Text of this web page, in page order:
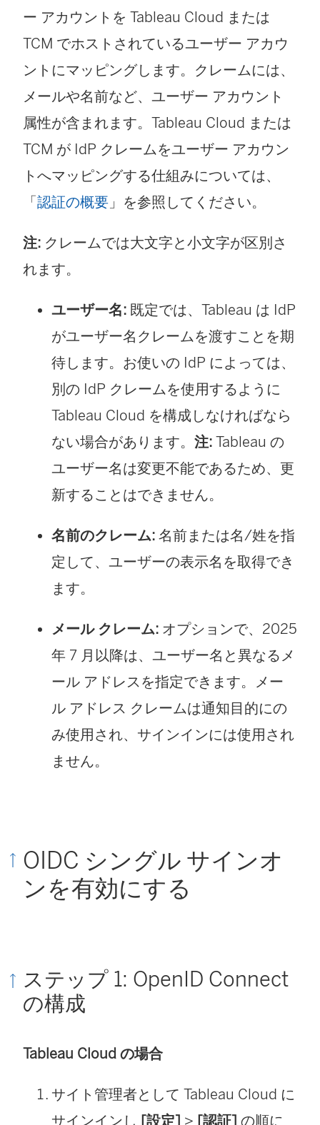
ー アカウントを Tableau Cloud または
TCM でホストされているユーザー アカウ
ントにマッピングします。クレームには、
メールや名前など、ユーザー アカウント
属性が含まれます。Tableau Cloud または
TCM が IdP クレームをユーザー アカウン
トへマッピングする仕組みについては、
「認証の概要 」を参照してください。
注: クレームでは大文字と小文字が区別さ
れます。
ユーザー名: 既定では、Tableau は IdP
がユーザー名クレームを渡すことを期
待します。お使いの IdP によっては、
別の IdP クレームを使用するように
Tableau Cloud を構成しなければなら
ない場合があります。 注: Tableau の
ユーザー名は変更不能であるため、更
新することはできません。
名前のクレーム: 名前または名/姓を指
定して、ユーザーの表示名を取得でき
ます。
メール クレーム: オプションで、2025
年 7 月以降は、ユーザー名と異なるメ
ール アドレスを指定できます。メー
ル アドレス クレームは通知目的にの
み使用され、サインインには使用され
ません。
OIDC シングル サインオ
ンを有効にする
ステップ 1: OpenID Connect
の構成
Tableau Cloud の場合
サイト管理者として Tableau Cloud に
サインインし [設定] > [認証] の順に